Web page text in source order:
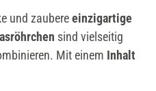
und zaubereeinzigartige
sind vielseitig
Mit einem Inhalt